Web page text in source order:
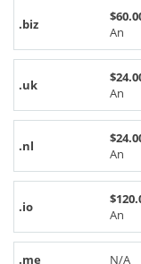
.biz
An
.uk
An
.nl
An
.io
An
.me N/A